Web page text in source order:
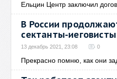
Ельцин Центр заключил
В России
сектанты-иеговисты
13 декабрь 2021, 23:08 0
Прекрасно помню, как они